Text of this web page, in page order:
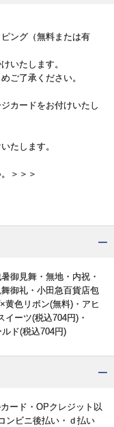
ング（無料または有
いたします。
ご了承ください。
カードをお付けいたし
たします。
＞＞＞
御見舞・無地・内祝・
御礼・小田急百貨店包
黄色リボン(無料)・アヒ
ーツ(税込704円)・
ド(税込704円)
ード・OPクレジット以
ンビニ後払い・ｄ払い